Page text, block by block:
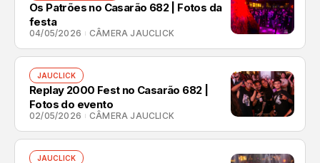
Os Patrões no Casarão 682 | Fotos da
festa
04/05/2026 CÂMERA JAUCLICK
JAUCLICK
Replay 2000 Fest no Casarão 682 |
Fotos do evento
02/05/2026 CÂMERA JAUCLICK
JAUCLICK